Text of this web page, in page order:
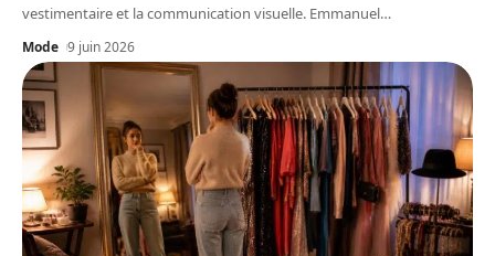
vestimentaire et la communication visuelle. Emmanuel…
Mode 9 juin 2026